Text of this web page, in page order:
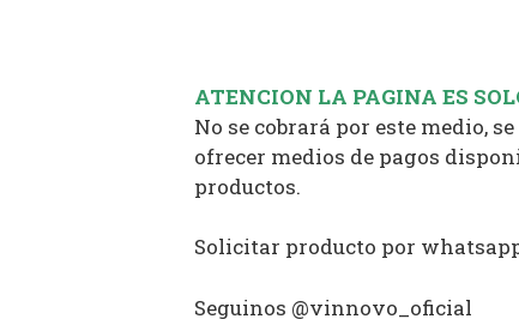
ATENCION LA PAGINA ES
No se cobrará por este medio,
ofrecer medios de pagos
productos.
Solicitar producto por whatsapp
Seguinos @vinnovo_oficial